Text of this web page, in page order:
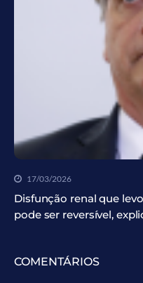
17/03/2026
Disfunção renal que
pode ser reversível,
COMENTÁRIOS